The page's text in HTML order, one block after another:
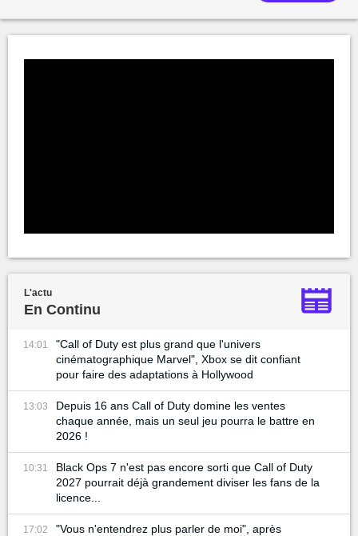
L'actu
En Continu
14:01
"Call of Duty est plus grand que l'univers
cinématographique Marvel", Xbox se dit confiant
pour faire des adaptations à Hollywood
13:03
Depuis 16 ans Call of Duty domine les ventes
chaque année, mais un seul jeu pourra le battre en
2026 !
10:31
Black Ops 7 n'est pas encore sorti que Call of Duty
2027 pourrait déjà grandement diviser les fans de la
licence...
17:02
"Vous n'entendrez plus parler de moi", après